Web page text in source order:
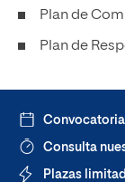
Plan de
Plan de
Consulta
Plazas